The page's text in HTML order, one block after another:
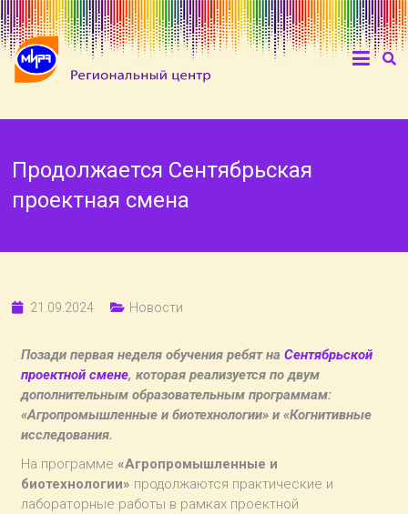
Продолжается Сентябрьская
проектная смена
21.09.2024 Новости
Позади первая неделя обучения ребят наСентябрьской
проектной смене, которая реализуется по двум
дополнительным образовательным программам:
«Агропромышленные и биотехнологии» и «Когнитивные
исследования.
На программе«Агропромышленные и
биотехнологии» продолжаются практические и
лабораторные работы в рамках проектной